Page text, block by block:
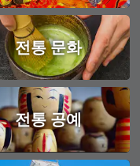
전통 문화
전통 공예